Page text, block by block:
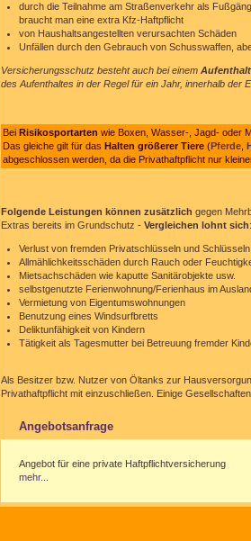
durch die Teilnahme am Straßenverkehr als
braucht man eine extra Kfz-Haftpflicht
von Haushaltsangestellten verursachten Schäden
Unfällen durch den Gebrauch von Schusswaffen,
Versicherungsschutz besteht auch bei einem
des Aufenthaltes in der Regel für ein Jahr, innerhalb der
Bei Risikosportarten wie Boxen, Wasser-, Jagd- oder
Das gleiche gilt für das Halten größerer Tiere (Pferde
abgeschlossen werden, da die Privathaftpflicht nur
Folgende Leistungen können zusätzlich gegen
Extras bereits im Grundschutz - Vergleichen lohnt sich:
Verlust von fremden Privatschlüsseln und
Allmählichkeitsschäden durch Rauch oder
Mietsachschäden wie kaputte Sanitärobjekte usw.
selbstgenutzte Ferienwohnung/Ferienhaus im
Vermietung von Eigentumswohnungen
Benutzung eines Windsurfbretts
Deliktunfähigkeit von Kindern
Tätigkeit als Tagesmutter bei Betreuung fremder
Als Besitzer bzw. Nutzer von Öltanks zur
Privathaftpflicht mit einzuschließen. Einige
Angebotsanfrage
Angebot für eine private Haftpflichtversicherung
mehr...